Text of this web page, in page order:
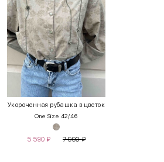
Укороченная рубашка в цветок
One Size 42/46
5 590 ₽ 7 990₽
INT RUS
XS 40-42
42-44